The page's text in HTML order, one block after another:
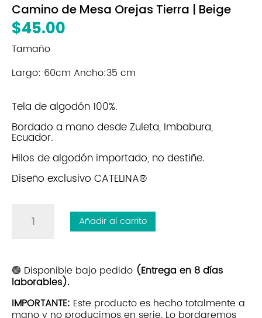
Camino de Mesa Orejas Tierra | Beige
$45.00
Tamaño
Largo: 60cm Ancho:35 cm
Tela de algodón 100%.
Bordado a mano desde Zuleta, Imbabura,
Ecuador.
Hilos de algodón importado, no destiñe.
Diseño exclusivo CATELINA®
Tierra
|
Beige
cantidad
Añadir al carrito
🟢 Disponible bajo pedido (Entrega en 8 días
laborables).
IMPORTANTE: Este producto es hecho totalmente a
mano y no producimos en serie. Lo bordaremos